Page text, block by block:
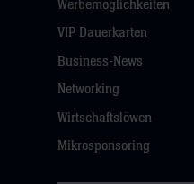
dann
Werbemöglichkeiten
VIP Dauerkarten
Business-News
Networking
Wirtschaftslöwen
Mikrosponsoring